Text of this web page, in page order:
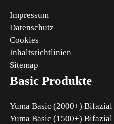
Impressum
Datenschutz
Cookies
Inhaltsrichtlinien
Sitemap
Basic Produkte
Yuma Basic (2000+) Bifazial
Yuma Basic (1500+) Bifazial